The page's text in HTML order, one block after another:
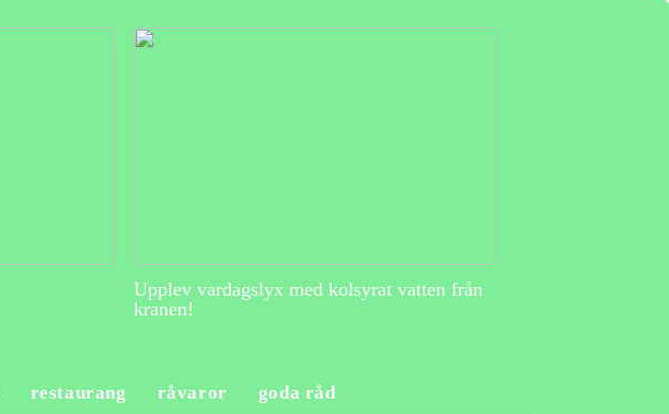
Upplev vardagslyx med kolsyrat vatten från
kranen!
restaurang råvaror goda råd